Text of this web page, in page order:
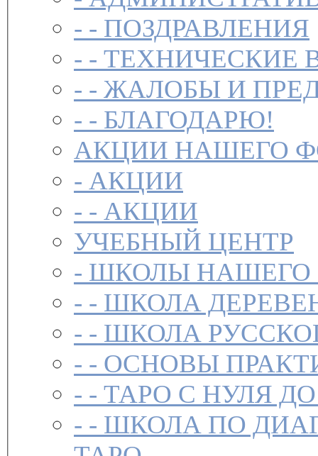
- - ПОЗДРАВЛЕНИЯ
- - ТЕХНИЧЕСКИЕ
- - ЖАЛОБЫ И
- - БЛАГОДАРЮ!
АКЦИИ НАШЕГО
- АКЦИИ
- - АКЦИИ
УЧЕБНЫЙ ЦЕНТР
- ШКОЛЫ НАШЕГО
- - ШКОЛА
- - ШКОЛА
- - ОСНОВЫ
- - ТАРО С НУЛЯ
- - ШКОЛА ПО